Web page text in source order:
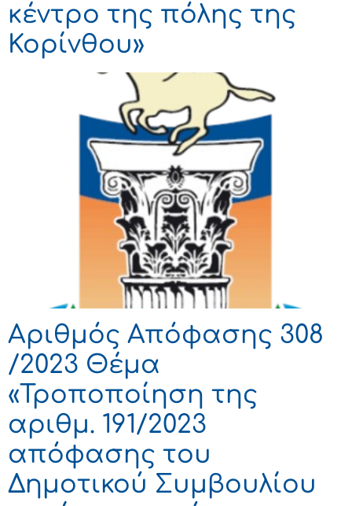
κέντρο της πόλης της
Κορίνθου»
Αριθμός Απόφασης 308
/2023 Θέμα
«Τροποποίηση της
αριθμ. 191/2023
απόφασης του
Δημοτικού Συμβουλίου